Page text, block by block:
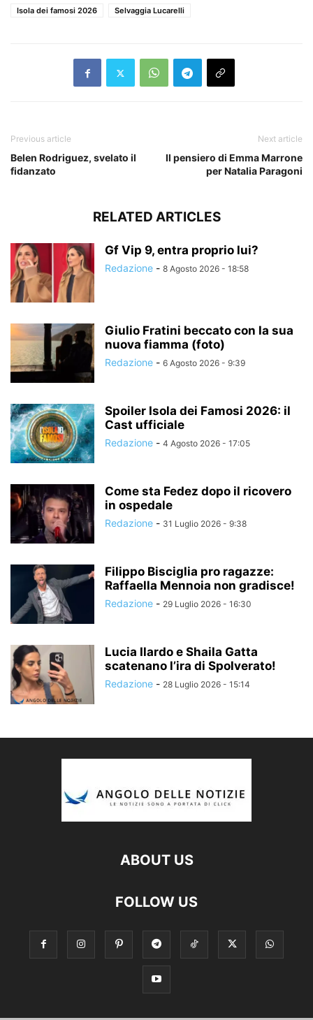
Isola dei famosi 2026
Selvaggia Lucarelli
Previous article
Belen Rodriguez, svelato il
fidanzato
Next article
Il pensiero di Emma Marrone
per Natalia Paragoni
RELATED ARTICLES
Gf Vip 9, entra proprio lui?
Redazione - 8 Agosto 2026 - 18:58
Giulio Fratini beccato con la sua
nuova fiamma (foto)
Redazione - 6 Agosto 2026 - 9:39
Spoiler Isola dei Famosi 2026: il
Cast ufficiale
Redazione - 4 Agosto 2026 - 17:05
Come sta Fedez dopo il ricovero
in ospedale
Redazione - 31 Luglio 2026 - 9:38
Filippo Bisciglia pro ragazze:
Raffaella Mennoia non gradisce!
Redazione - 29 Luglio 2026 - 16:30
Lucia Ilardo e Shaila Gatta
scatenano l’ira di Spolverato!
Redazione - 28 Luglio 2026 - 15:14
ABOUT US
FOLLOW US